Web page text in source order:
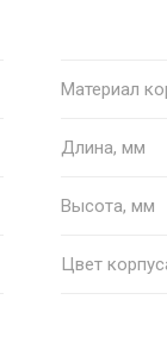
Материал
Длина, мм
Высота, мм
Цвет